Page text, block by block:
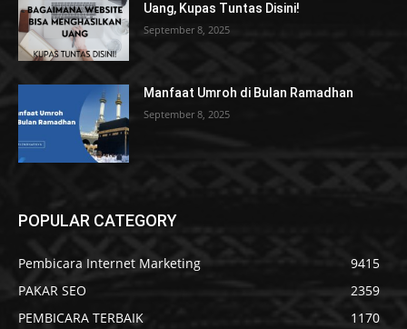
Uang, Kupas Tuntas Disini!
September 8, 2025
Manfaat Umroh di Bulan Ramadhan
September 8, 2025
POPULAR CATEGORY
Pembicara Internet Marketing
9415
PAKAR SEO
2359
PEMBICARA TERBAIK
1170